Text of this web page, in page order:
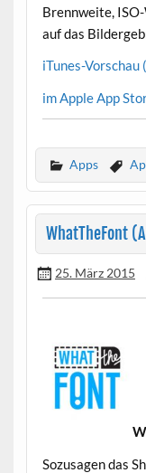
Brennweite,
auf das
iTunes-Vorschau
im Apple App
Apps
WhatTheFont
25. März 2015
Sozusagen das